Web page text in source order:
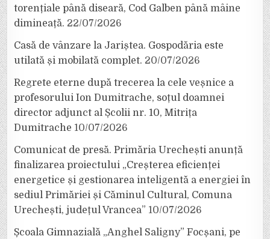
torențiale până diseară, Cod Galben până mâine
dimineață. 22/07/2026
Casă de vânzare la Jariștea. Gospodăria este
utilată și mobilată complet. 20/07/2026
Regrete eterne după trecerea la cele veșnice a
profesorului Ion Dumitrache, soțul doamnei
director adjunct al Școlii nr. 10, Mitrița
Dumitrache 10/07/2026
Comunicat de presă. Primăria Urechești anunță
finalizarea proiectului „Creșterea eficienței
energetice și gestionarea inteligentă a energiei în
sediul Primăriei și Căminul Cultural, Comuna
Urechești, județul Vrancea” 10/07/2026
Școala Gimnazială „Anghel Saligny” Focșani, pe